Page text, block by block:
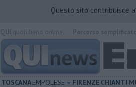
Questo sito contribuisce
TOSCANAEMPOLESE FIRENZE CHIANTI